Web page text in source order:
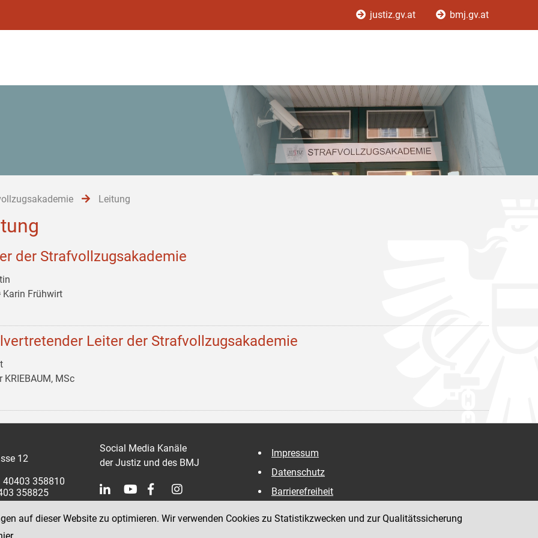
justiz.gv.at bmj.gv.at
Leitung
der Strafvollzugsakademie
Karin Frühwirt
Leiter der Strafvollzugsakademie
KRIEBAUM, MSc
12
40403 358810
358825
Social Media Kanäle
der Justiz und des BMJ
Impressum
Datenschutz
Barrierefreiheit
auf dieser Website zu optimieren. Wir verwenden Cookies zu Statistikzwecken und zur Qualitätssicherung